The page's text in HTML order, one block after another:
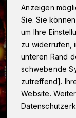
Anzeigen
Sie. Sie
um Ihre
zu widerrufen,
unteren Rand
schwebende
zutreffend].
Website.